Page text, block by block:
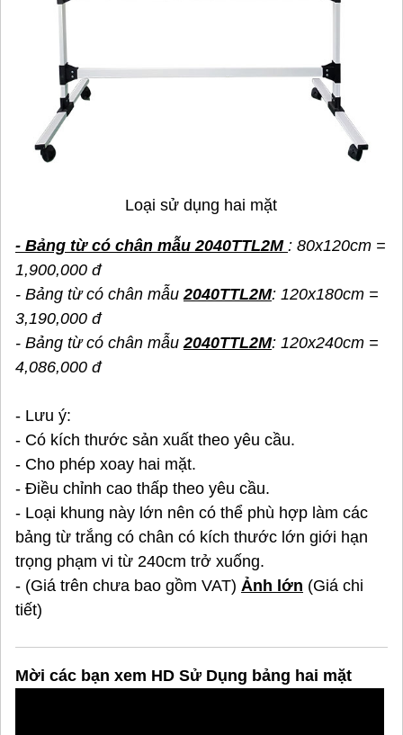
Loại sử dụng hai mặt
- Bảng từ có chân mẫu 2040TTL2M : 80x120cm =
1,900,000 đ
- Bảng từ có chân mẫu2040TTL2M: 120x180cm =
3,190,000 đ
- Bảng từ có chân mẫu2040TTL2M: 120x240cm =
4,086,000 đ
- Lưu ý:
- Có kích thước sản xuất theo yêu cầu.
- Cho phép xoay hai mặt.
- Điều chỉnh cao thấp theo yêu cầu.
- Loại khung này lớn nên có thể phù hợp làm các
bảng từ trắng có chân có kích thước lớn giới hạn
trọng phạm vi từ 240cm trở xuống.
- (Giá trên chưa bao gồm VAT) Ảnh lớn (Giá chi
tiết)
Mời các bạn xem HD Sử Dụng bảng hai mặt